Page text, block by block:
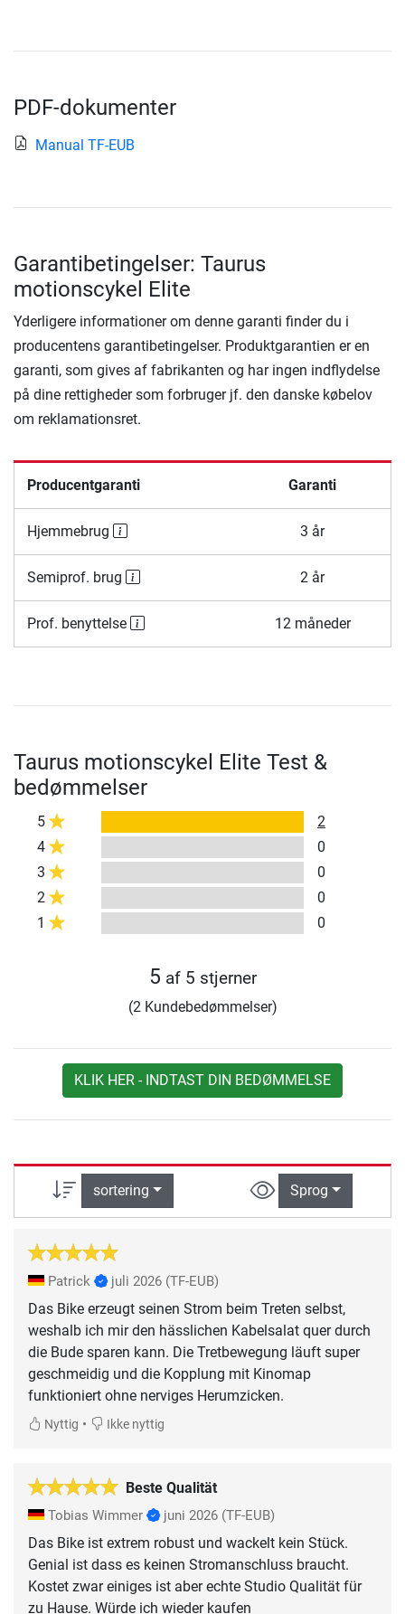
PDF-dokumenter
Manual TF-EUB
Garantibetingelser: Taurus
motionscykel Elite
Yderligere informationer om denne garanti finder du i
producentens garantibetingelser. Produktgarantien er en
garanti, som gives af fabrikanten og har ingen indflydelse
på dine rettigheder som forbruger jf. den danske købelov
om reklamationsret.
Producentgaranti Garanti
Hjemmebrug 3 år
Semiprof. brug 2 år
Prof. benyttelse 12 måneder
Taurus motionscykel Elite Test &
bedømmelser
5
2
4
0
3
0
2
0
1
0
5 af 5 stjerner
(2 Kundebedømmelser)
KLIK HER - INDTAST DIN BEDØMMELSE
sortering Sprog
Patrick juli 2026 (TF-EUB)
Das Bike erzeugt seinen Strom beim Treten selbst,
weshalb ich mir den hässlichen Kabelsalat quer durch
die Bude sparen kann. Die Tretbewegung läuft super
geschmeidig und die Kopplung mit Kinomap
funktioniert ohne nerviges Herumzicken.
Nyttig • Ikke nyttig
Beste Qualität
Tobias Wimmer juni 2026 (TF-EUB)
Das Bike ist extrem robust und wackelt kein Stück.
Genial ist dass es keinen Stromanschluss braucht.
Kostet zwar einiges ist aber echte Studio Qualität für
zu Hause. Würde ich wieder kaufen